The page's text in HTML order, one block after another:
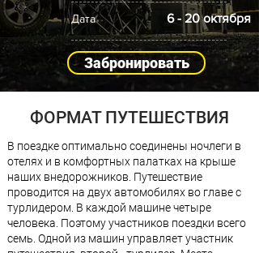
Дата 6 - 20 октября
Забронировать
ФОРМАТ ПУТЕШЕСТВИЯ
В поездке оптимально соединены ночлеги в
отелях и в комфортных палатках на крыше
наших внедорожников. Путешествие
проводится на двух автомобилях во главе с
турлидером. В каждой машине четыре
человека. Поэтому участников поездки всего
семь. Одной из машин управляет участник